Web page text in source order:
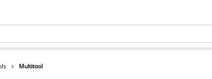
Multitool